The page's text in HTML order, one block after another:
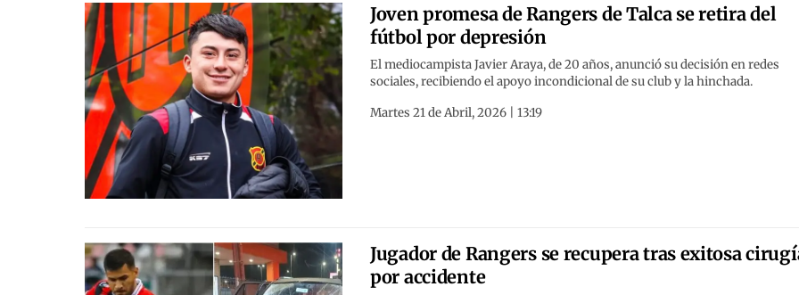
Joven promesa de Rangers de Talca se retira del
fútbol por depresión
El mediocampista Javier Araya, de 20 años, anunció su decisión en redes
sociales, recibiendo el apoyo incondicional de su club y la hinchada.
Martes 21 de Abril, 2026 | 13:19
Jugador de Rangers se recupera tras exitosa
por accidente